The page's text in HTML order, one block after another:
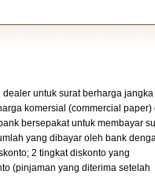
untuk surat berharga jangka
komersial (commercial paper)
bersepakat untuk membayar
yang dibayar oleh bank
2 tingkat diskonto yang
(pinjaman yang diterima setelah